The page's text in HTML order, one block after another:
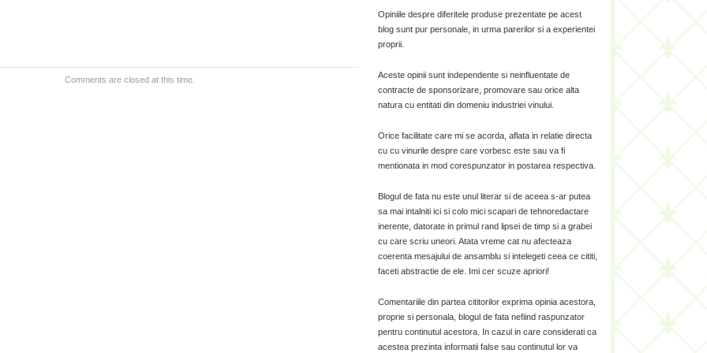
Comments are closed at this time.
Opiniile despre diferitele produse prezentate pe acest
blog sunt pur personale, in urma parerilor si a experientei
proprii.
Aceste opinii sunt independente si neinfluentate de
contracte de sponsorizare, promovare sau orice alta
natura cu entitati din domeniu industriei vinului.
Orice facilitate care mi se acorda, aflata in relatie directa
cu cu vinurile despre care vorbesc este sau va fi
mentionata in mod corespunzator in postarea respectiva.
Blogul de fata nu este unul literar si de aceea s-ar putea
sa mai intalniti ici si colo mici scapari de tehnoredactare
inerente, datorate in primul rand lipsei de timp si a grabei
cu care scriu uneori. Atata vreme cat nu afecteaza
coerenta mesajului de ansamblu si intelegeti ceea ce cititi,
faceti abstractie de ele. Imi cer scuze apriori!
Comentariile din partea cititorilor exprima opinia acestora,
proprie si personala, blogul de fata nefiind raspunzator
pentru continutul acestora. In cazul in care considerati ca
acestea prezinta informatii false sau continutul lor va